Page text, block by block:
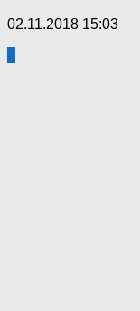
02.11.2018 15:03